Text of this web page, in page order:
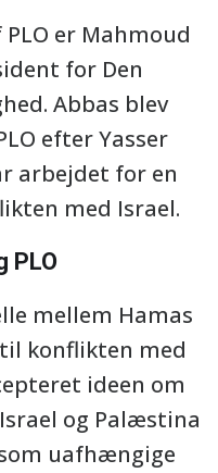
er Mahmoud
for Den
Abbas blev
efter Yasser
arbejdet for en
med Israel.
PLO
mellem Hamas
konflikten med
ideen om
og Palæstina
uafhængige